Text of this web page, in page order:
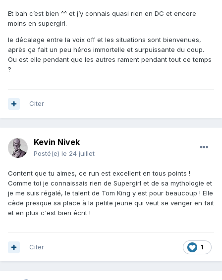
Et bah c’est bien ^^ et j’y connais quasi rien en DC et encore
moins en supergirl.
le décalage entre la voix off et les situations sont bienvenues,
après ça fait un peu héros immortelle et surpuissante du coup.
Ou est elle pendant que les autres rament pendant tout ce temps
?
Citer
Kevin Nivek
Posté(e) le 24 juillet
Content que tu aimes, ce run est excellent en tous points !
Comme toi je connaissais rien de Supergirl et de sa mythologie et
je me suis régalé, le talent de Tom King y est pour beaucoup ! Elle
cède presque sa place à la petite jeune qui veut se venger en fait
et en plus c'est bien écrit !
1
Citer